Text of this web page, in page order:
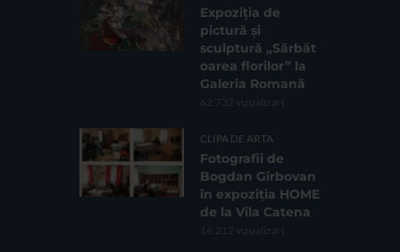
Expoziția de
pictură și
sculptură „Sărbăt
oarea florilor” la
Galeria Romană
62.732 vizualizari
CLIPA DE ARTA
Fotografii de
Bogdan Gîrbovan
în expoziția HOME
de la Vila Catena
16.212 vizualizari